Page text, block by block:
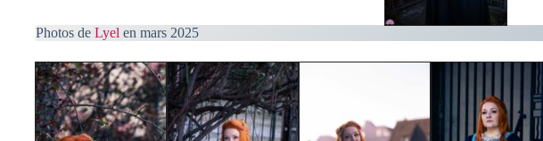
Photos de Lyel en mars 2025